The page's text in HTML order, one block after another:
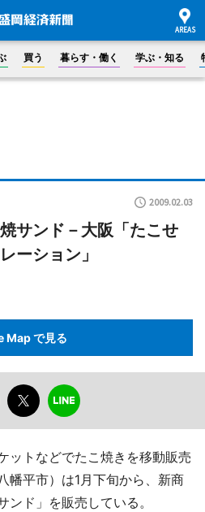
買う 暮らす・働く 学ぶ・知る
2009.02.03
サンド－大阪「たこせ
ーション」
Map で見る
ットなどでたこ焼きを移動販売
幡平市）は1月下旬から、新商
ド」を販売している。